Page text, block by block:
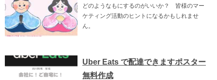
どのようなもにするのがいいか？ 皆様のマー
ケティング活動のヒントになるかもしれませ
ん。
Uber Eats で配達できますポスター
無料作成